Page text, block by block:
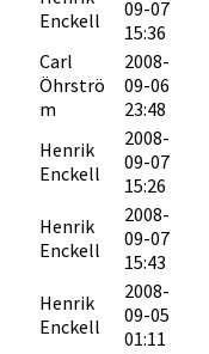
Enckell
09-07
15:36
Carl
Öhrströ
m
2008-
09-06
23:48
Henrik
Enckell
2008-
09-07
15:26
Henrik
Enckell
2008-
09-07
15:43
Henrik
Enckell
2008-
09-05
01:11